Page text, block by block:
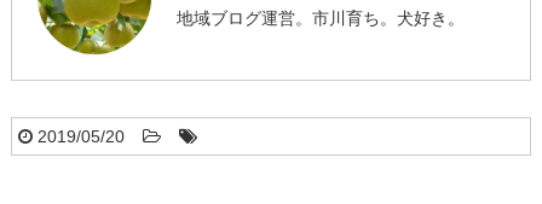
地域ブログ運営。市川育ち。犬好き。
2019/05/20